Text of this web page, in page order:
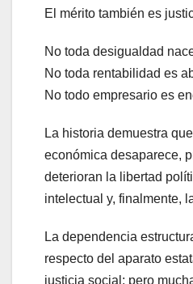
El mérito también es
No toda desigualdad
No toda rentabilidad es
No todo empresario es
La historia demuestra
económica desaparece,
deterioran la libertad
intelectual y, finalmente,
La dependencia
respecto del aparato
justicia social; pero